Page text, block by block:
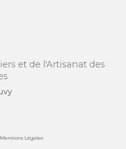
et de l'Artisanat des
Mentions Légales